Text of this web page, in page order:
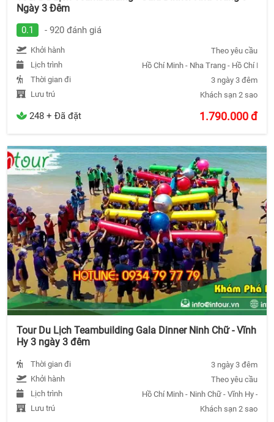
Ngày 3 Đêm
0.1 - 920 đánh giá
Khởi hành
Theo yêu cầu
Lịch trình
Hồ Chí Minh - Nha Trang - Hồ Chí Minh
Thời gian đi
3 ngày 3 đêm
Lưu trú
Khách sạn 2 sao
248 + Đã đặt 1.790.000đ
Tour Du Lịch Teambuilding Gala Dinner Ninh Chữ - Vĩnh
Hy 3 ngày 3 đêm
Thời gian đi
3 ngày 3 đêm
Khởi hành
Theo yêu cầu
Lịch trình
Hồ Chí Minh - Ninh Chữ - Vĩnh Hy - Hồ
Lưu trú
Khách sạn 2 sao